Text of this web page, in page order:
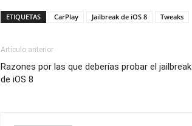
ETIQUETAS CarPlay Jailbreak de iOS 8 Tweaks
Artículo anterior
Razones por las que deberías probar el jailbreak
de iOS 8